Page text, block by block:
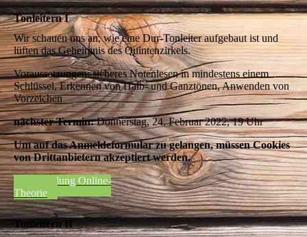
Tonleitern I
Wir schauen uns an, wie eine Dur-Tonleiter aufgebaut ist und
lüften das Geheimnis des Quintenzirkels.
Voraussetzungen: sicheres Notenlesen in mindestens einem
Schlüssel, Erkennen von Halb- und Ganztönen, Anwenden von
Vorzeichen
nächster Termin:Donnerstag, 24. Februar 2022, 19 Uhr
Um auf das Anmeldeformular zu gelangen, müssen Cookies
von Drittanbietern akzeptiert werden.
Anmeldung Online-
Theorie
Tonleitern II